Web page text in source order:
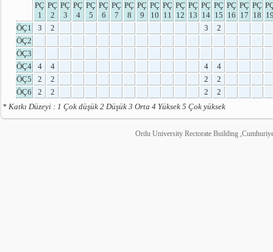
PÇ
1
PÇ
2
PÇ
3
PÇ
4
PÇ
5
PÇ
6
PÇ
7
PÇ
8
PÇ
9
PÇ
10
PÇ
11
PÇ
12
PÇ
13
PÇ
14
PÇ
15
PÇ
16
PÇ
17
PÇ
18
ÖÇ1
3 2 3
2
ÖÇ2
ÖÇ3
ÖÇ4
4 4 4
4
ÖÇ5
2 2 2
2
ÖÇ6
2 2 2
2
* Katkı Düzeyi : 1 Çok düşük 2 Düşük 3 Orta 4 Yüksek 5 Çok yüksek
Ordu University Rectorate Building